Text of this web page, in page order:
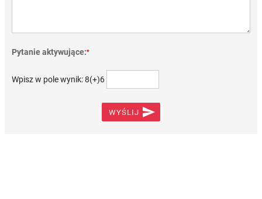
Pytanie aktywujące:*
Wpisz w pole wynik: 8(+)6
WYŚLIJ 